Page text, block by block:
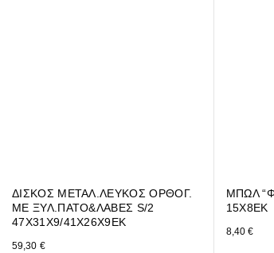
ΔΙΣΚΟΣ ΜΕΤΑΛ.ΛΕΥΚΟΣ ΟΡΘΟΓ.
ΜΕ ΞΥΛ.ΠΑΤΟ&ΛΑΒΕΣ S/2
47Χ31Χ9/41Χ26Χ9ΕΚ
59,30 €
ΜΠΩΛ
15Χ8ΕΚ
8,40€